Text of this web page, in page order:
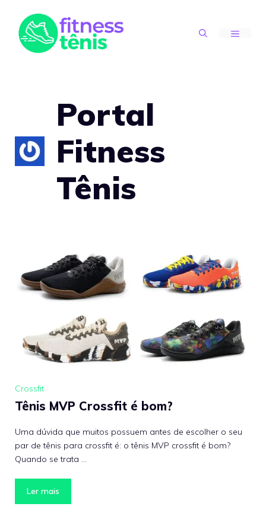
content
MENU
Portal
Fitness
Tênis
Crossfit
Tênis MVP Crossfit é bom?
Uma dúvida que muitos possuem antes de escolher o seu
par de tênis para crossfit é: o tênis MVP crossfit é bom?
Quando se trata …
Ler mais